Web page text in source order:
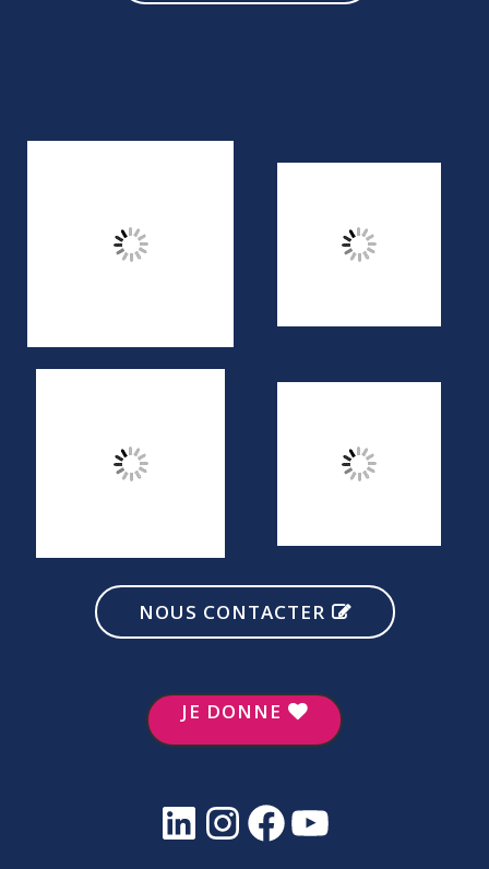
NOUS CONTACTER
JE DONNE
LinkedInInstagramFacebookYouTube